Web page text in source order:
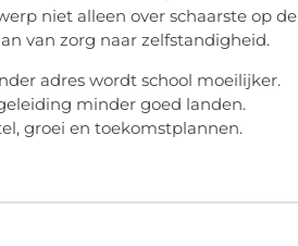
niet alleen over schaarste op de
van zorg naar zelfstandigheid.
adres wordt school moeilijker.
minder goed landen.
groei en toekomstplannen.